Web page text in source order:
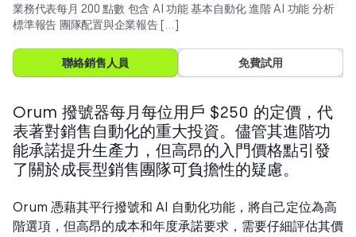
業務代表每月 200 點數 包含 AI 功能 基本自動化 進階 AI 功能 分析
標準報告 團隊配置與企業報告 […]
聯絡銷售人員 免費試用
Orum 撥號器每月每位用戶 $250 的定價，代
表著對銷售自動化的重大投資。儘管其進階功
能承諾提升生產力，但高昂的入門價格點引發
了關於成長型銷售團隊可負擔性的疑慮。
Orum 憑藉其平行撥號和 AI 自動化功能，將自己定位為高
階選項，但高昂的成本和年度承諾要求，需要仔細評估其價